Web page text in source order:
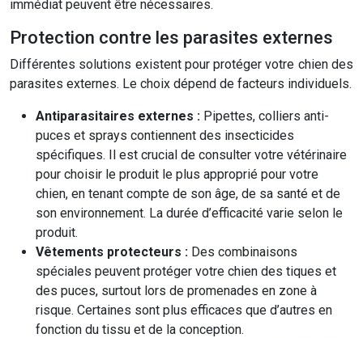
immédiat peuvent être nécessaires.
Protection contre les parasites externes
Différentes solutions existent pour protéger votre chien des
parasites externes. Le choix dépend de facteurs individuels.
Antiparasitaires externes : Pipettes, colliers anti-
puces et sprays contiennent des insecticides
spécifiques. Il est crucial de consulter votre vétérinaire
pour choisir le produit le plus approprié pour votre
chien, en tenant compte de son âge, de sa santé et de
son environnement. La durée d’efficacité varie selon le
produit.
Vêtements protecteurs : Des combinaisons
spéciales peuvent protéger votre chien des tiques et
des puces, surtout lors de promenades en zone à
risque. Certaines sont plus efficaces que d’autres en
fonction du tissu et de la conception.